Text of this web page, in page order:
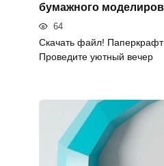
бумажного
64
Скачать файл! Паперкрафт
Проведите уютный вечер